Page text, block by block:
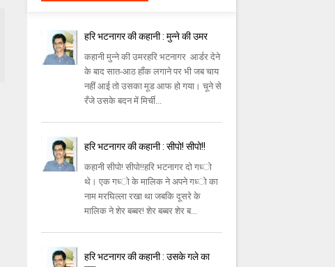
हरि भटनागर की कहानी : मुन्ने की उमर
कहानी मुन्‍ने की उमरहरि भटनागर आर्डर देने
के बाद सात-आठ हाँक लगाने पर भी जब चाय
नहीं आई तो उसका मूड आफ हो गया। चूने से
रँजे उसके बदन में मिर्ची...
हरि भटनागर की कहानी : सीपो! सीपो!!
कहानी सीपो! सीपो!!हरि भटनागर दो गध्‍ो
थे। एक गध्‍ो के मालिक ने अपने गध्‍ो का
नाम मरघिल्‍ला रखा था जबकि दूसरे के
मालिक ने शेर बब्‍बर! शेर बब्‍बर शेर ब...
हरि भटनागर की कहानी : उसके गले का